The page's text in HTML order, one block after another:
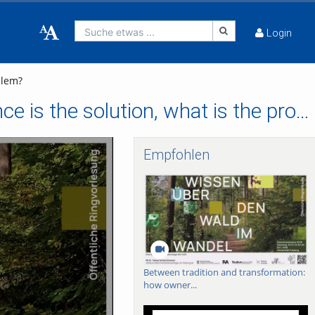
Suche etwas ... Login
EU forest policy-making (1992-2024): if governance is the solution, what is the problem?
Empfohlen
Between tradition and transformation:
how owner...